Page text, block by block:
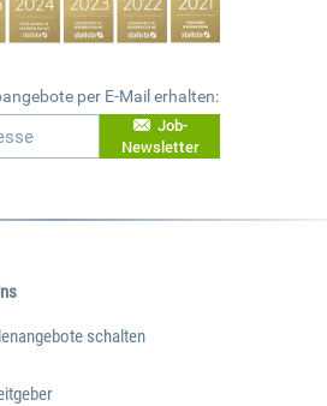
per E-Mail erhalten:
Job-
Newsletter
schalten